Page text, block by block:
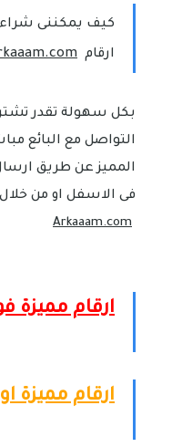
كيف يمكننى شراء
ارقام
بكل سهولة تقدر
التواصل مع البائع
المميز عن طريق
فى الاسفل او من
Arkaaam.com
ارقام مميزة
ارقام مميزة